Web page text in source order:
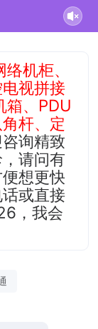
络机柜、
视拼接
箱、PDU
杆、定
咨询精致
请问有
想更快
或直接
，我会